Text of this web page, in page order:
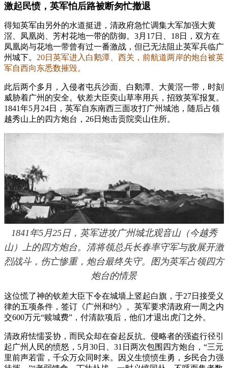
激起民愤，英军怕后路被断匆忙撤退
得知英军由另外的水道挺进，清政府急忙调集大军加强大黄
滘、凤凰岗、芳村花地一带的防御。3月17日、18日，双方在
凤凰岗与花地一带曾有过一番激战，但已无法阻止英军兵临广
州城下。 20日英军进入白鹅潭、西关，前航道两岸的炮台被英
军自西向东悉数摧毁。
此后两个多月，入侵者屯兵沙面、白鹅潭、大黄滘一带，时刻
威胁着广州的安全。钦差大臣奕山草率用兵，招致英军报复。
1841年5月24日，英军自东南西三面攻打广州城池，随后占领
越秀山上的四方炮台，26日炮击贡院奕山住所。
1841年5月25日，英军进攻广州城北观音山（今越秀
山）上的四方炮台。清将领总兵长春率守军与敌展开激
烈战斗，伤亡惨重，炮台最终失守。图为英军占领四方
炮台的情景
这位慌了神的钦差大臣下令在城墙上竖起白旗，于27日接受义
律的五项条件，签订《广州和约》。英军要求清政府一周之内
交600万元“赎城费”，付清款项后，他们才退出虎门之外。
清政府怯懦妥协，而民众却在奋起反抗。侵略者的强盗行径引
起广州人民的愤怒，5月30日、31日两次包围四方炮台，“三元
里前声若雷，千众万众同时来。因义生愤愤生勇，乡民合力强